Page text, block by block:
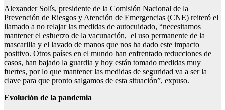
Alexander Solís, presidente de la Comisión Nacional de la
Prevención de Riesgos y Atención de Emergencias (CNE) reiteró el
llamado a no relajar las medidas de autocuidado, “necesitamos
mantener el esfuerzo de la vacunación, el uso permanente de la
mascarilla y el lavado de manos que nos ha dado este impacto
positivo. Otros países en el mundo han enfrentado reducciones de
casos, han bajado la guardia y hoy están tomado medidas muy
fuertes, por lo que mantener las medidas de seguridad va a ser la
clave para que pronto salgamos de esta situación”, expuso.
Evolución de la pandemia